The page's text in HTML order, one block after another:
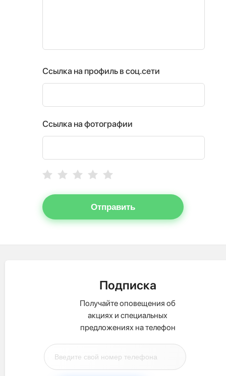
Ссылка на профиль в соц.сети
Ссылка на фотографии
Отправить
Подписка
Получайте оповещения об
акциях и специальных
предложениях на телефон